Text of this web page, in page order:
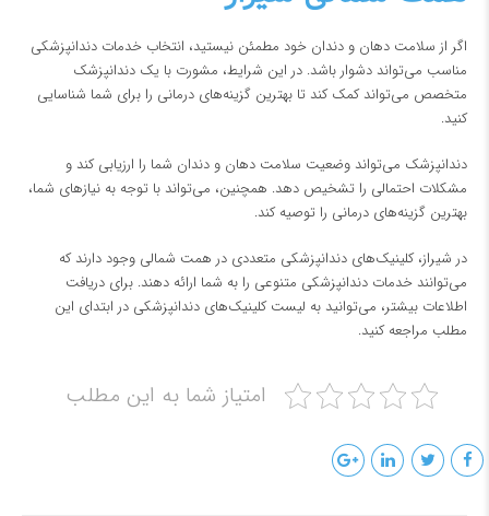
اگر از سلامت دهان و دندان خود مطمئن نیستید، انتخاب خدمات دندانپزشکی
مناسب می‌تواند دشوار باشد. در این شرایط، مشورت با یک دندانپزشک
متخصص می‌تواند کمک کند تا بهترین گزینه‌های درمانی را برای شما شناسایی
کنید.
دندانپزشک می‌تواند وضعیت سلامت دهان و دندان شما را ارزیابی کند و
مشکلات احتمالی را تشخیص دهد. همچنین، می‌تواند با توجه به نیازهای شما،
بهترین گزینه‌های درمانی را توصیه کند.
در شیراز، کلینیک‌های دندانپزشکی متعددی در همت شمالی وجود دارند که
می‌توانند خدمات دندانپزشکی متنوعی را به شما ارائه دهند. برای دریافت
اطلاعات بیشتر، می‌توانید به لیست کلینیک‌های دندانپزشکی در ابتدای این
مطلب مراجعه کنید.
امتیاز شما به این مطلب